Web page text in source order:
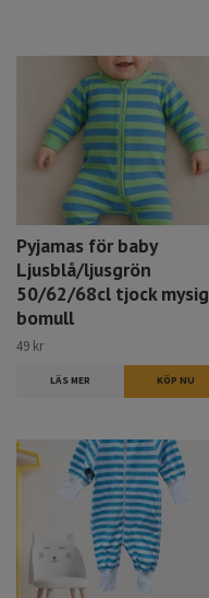
Pyjamas för baby
Ljusblå/ljusgrön
50/62/68cl tjock mysig
bomull
49 kr
LÄS MER